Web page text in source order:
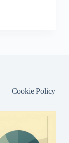
Cookie Policy